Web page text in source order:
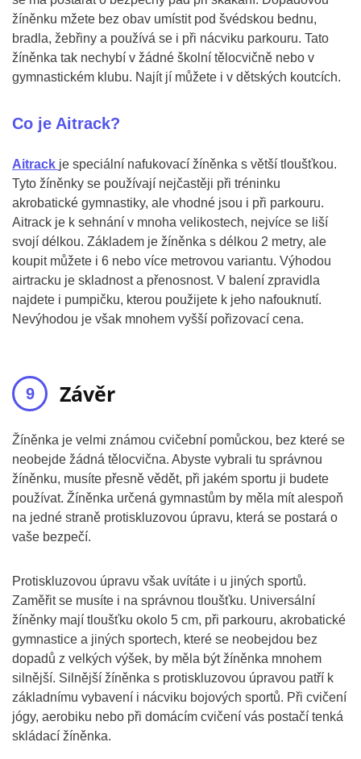
žíněnku mžete bez obav umístit pod švédskou bednu,
bradla, žebřiny a používá se i při nácviku parkouru. Tato
žíněnka tak nechybí v žádné školní tělocvičně nebo v
gymnastickém klubu. Najít jí můžete i v dětských koutcích.
Co je Aitrack?
Aitrack je speciální nafukovací žíněnka s větší tloušťkou.
Tyto žíněnky se používají nejčastěji při tréninku
akrobatické gymnastiky, ale vhodné jsou i při parkouru.
Aitrack je k sehnání v mnoha velikostech, nejvíce se liší
svojí délkou. Základem je žíněnka s délkou 2 metry, ale
koupit můžete i 6 nebo více metrovou variantu. Výhodou
airtracku je skladnost a přenosnost. V balení zpravidla
najdete i pumpičku, kterou použijete k jeho nafouknutí.
Nevýhodou je však mnohem vyšší pořizovací cena.
Závěr
Žíněnka je velmi známou cvičební pomůckou, bez které se
neobejde žádná tělocvična. Abyste vybrali tu správnou
žíněnku, musíte přesně vědět, při jakém sportu ji budete
používat. Žíněnka určená gymnastům by měla mít alespoň
na jedné straně protiskluzovou úpravu, která se postará o
vaše bezpečí.
Protiskluzovou úpravu však uvítáte i u jiných sportů.
Zaměřit se musíte i na správnou tloušťku. Universální
žíněnky mají tloušťku okolo 5 cm, při parkouru, akrobatické
gymnastice a jiných sportech, které se neobejdou bez
dopadů z velkých výšek, by měla být žíněnka mnohem
silnější. Silnější žíněnka s protiskluzovou úpravou patří k
základnímu vybavení i nácviku bojových sportů. Při cvičení
jógy, aerobiku nebo při domácím cvičení vás postačí tenká
skládací žíněnka.